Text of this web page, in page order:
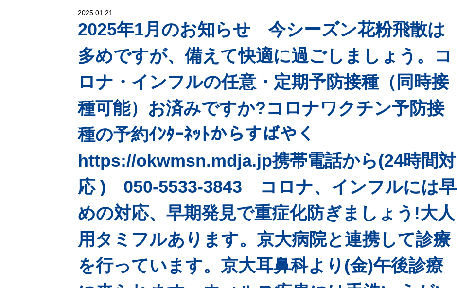
2025.01.21
2025年1月のお知らせ 今シーズン花粉飛散は
多めですが、備えて快適に過ごしましょう。コ
ロナ・インフルの任意・定期予防接種（同時接
種可能）お済みですか?コロナワクチン予防接
種の予約ｲﾝﾀｰﾈｯﾄからすばやく
https://okwmsn.mdja.jp携帯電話から(24時間対
応 ) 050-5533-3843 コロナ、インフルには早
めの対応、早期発見で重症化防ぎましょう!大人
用タミフルあります。京大病院と連携して診療
を行っています。京大耳鼻科より(金)午後診療